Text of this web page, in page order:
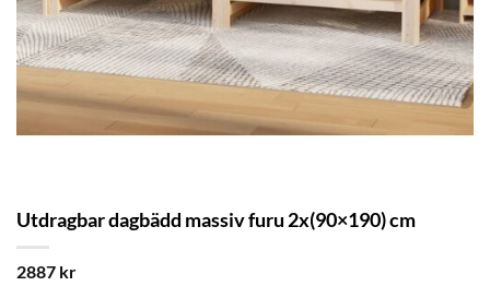
Utdragbar dagbädd massiv furu 2x(90×190) cm
2887 kr